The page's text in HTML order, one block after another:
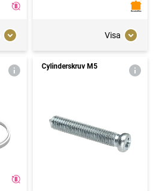
Visa
Cylinderskruv M5